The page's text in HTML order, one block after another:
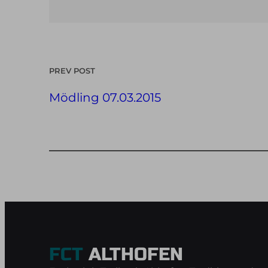
PREV POST
Mödling 07.03.2015
FCT ALTHOFEN